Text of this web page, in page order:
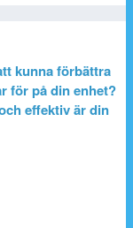
kunna förbättra
för på din enhet?
effektiv är din